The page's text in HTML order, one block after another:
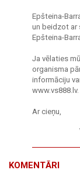
Epšteina-
un beidzot ar
Epšteina-
Ja vēlaties
organisma
informāciju
www.vs888.lv.
Ar cieņu,
KOMENTĀRI